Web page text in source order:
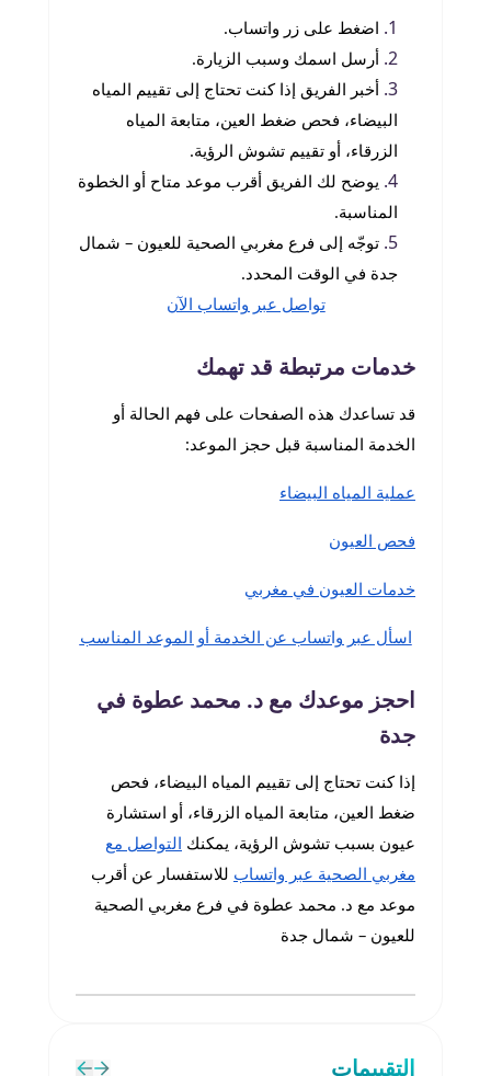
اضغط على زر واتساب.
أرسل اسمك وسبب الزيارة.
أخبر الفريق إذا كنت تحتاج إلى تقييم المياه
البيضاء، فحص ضغط العين، متابعة المياه
الزرقاء، أو تقييم تشوش الرؤية.
يوضح لك الفريق أقرب موعد متاح أو الخطوة
المناسبة.
توجّه إلى فرع مغربي الصحية للعيون – شمال
جدة في الوقت المحدد.
تواصل عبر واتساب الآن
خدمات مرتبطة قد تهمك
قد تساعدك هذه الصفحات على فهم الحالة أو
الخدمة المناسبة قبل حجز الموعد:
عملية المياه البيضاء
فحص العيون
خدمات العيون في مغربي
اسأل عبر واتساب عن الخدمة أو الموعد المناسب
احجز موعدك مع د. محمد عطوة في
جدة
إذا كنت تحتاج إلى تقييم المياه البيضاء، فحص
ضغط العين، متابعة المياه الزرقاء، أو استشارة
عيون بسبب تشوش الرؤية، يمكنك التواصل مع
مغربي الصحية عبر واتساب للاستفسار عن أقرب
موعد مع د. محمد عطوة في فرع مغربي الصحية
للعيون – شمال جدة
التقييمات